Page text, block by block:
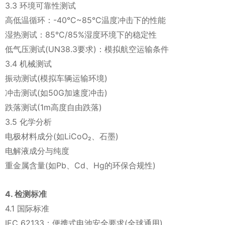
3.3 环境可靠性测试
高低温循环：-40°C~85°C温度冲击下的性能
湿热测试：85°C/85%湿度环境下的稳定性
低气压测试(UN38.3要求)：模拟航空运输条件
3.4 机械测试
振动测试(模拟车辆运输环境)
冲击测试(如50G加速度冲击)
跌落测试(1m高度自由跌落)
3.5 化学分析
电极材料成分(如LiCoO₂、石墨)
电解液成分与纯度
重金属含量(如Pb、Cd、Hg的环保合规性)
4. 检测标准
4.1 国际标准